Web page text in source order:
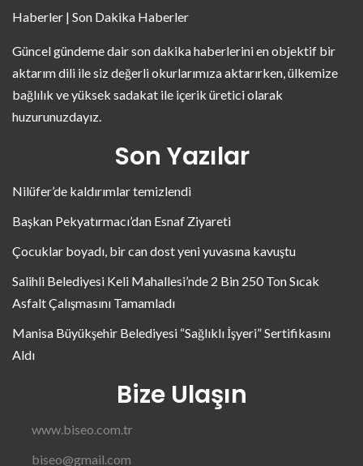
Haberler | Son Dakika Haberler
Güncel gündeme dair son dakika haberlerini en objektif bir
aktarım dili ile siz değerli okurlarımıza aktarırken, ülkemize
bağlılık ve yüksek sadakat ile içerik üretici olarak
huzurunuzdayız.
Son Yazılar
Nilüfer’de kaldırımlar temizlendi
Başkan Pekyatırmacı’dan Esnaf Ziyareti
Çocuklar boyadı, bir can dost yeni yuvasına kavuştu
Salihli Belediyesi Keli Mahallesi’nde 2 Bin 250 Ton Sıcak
Asfalt Çalışmasını Tamamladı
Manisa Büyükşehir Belediyesi “Sağlıklı İşyeri” Sertifikasını
Aldı
Bize Ulaşın
www.biseo.com.tr
biseo@gmail.com